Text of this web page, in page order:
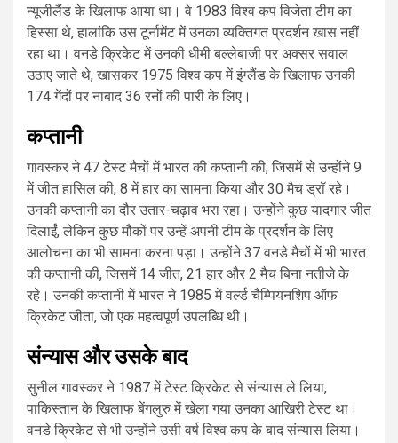
न्यूजीलैंड के खिलाफ आया था। वे 1983 विश्व कप विजेता टीम का
हिस्सा थे, हालांकि उस टूर्नामेंट में उनका व्यक्तिगत प्रदर्शन खास नहीं
रहा था। वनडे क्रिकेट में उनकी धीमी बल्लेबाजी पर अक्सर सवाल
उठाए जाते थे, खासकर 1975 विश्व कप में इंग्लैंड के खिलाफ उनकी
174 गेंदों पर नाबाद 36 रनों की पारी के लिए।
कप्तानी
गावस्कर ने 47 टेस्ट मैचों में भारत की कप्तानी की, जिसमें से उन्होंने 9
में जीत हासिल की, 8 में हार का सामना किया और 30 मैच ड्रॉ रहे।
उनकी कप्तानी का दौर उतार-चढ़ाव भरा रहा। उन्होंने कुछ यादगार जीत
दिलाईं, लेकिन कुछ मौकों पर उन्हें अपनी टीम के प्रदर्शन के लिए
आलोचना का भी सामना करना पड़ा। उन्होंने 37 वनडे मैचों में भी भारत
की कप्तानी की, जिसमें 14 जीत, 21 हार और 2 मैच बिना नतीजे के
रहे। उनकी कप्तानी में भारत ने 1985 में वर्ल्ड चैम्पियनशिप ऑफ
क्रिकेट जीता, जो एक महत्वपूर्ण उपलब्धि थी।
संन्यास और उसके बाद
सुनील गावस्कर ने 1987 में टेस्ट क्रिकेट से संन्यास ले लिया,
पाकिस्तान के खिलाफ बेंगलुरु में खेला गया उनका आखिरी टेस्ट था।
वनडे क्रिकेट से भी उन्होंने उसी वर्ष विश्व कप के बाद संन्यास लिया।